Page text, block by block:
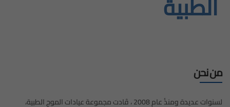
من نحن
لسنوات عديدة ومنذُ عام 2008 ، قَادت مجموعة عيادات الموج الطبية،